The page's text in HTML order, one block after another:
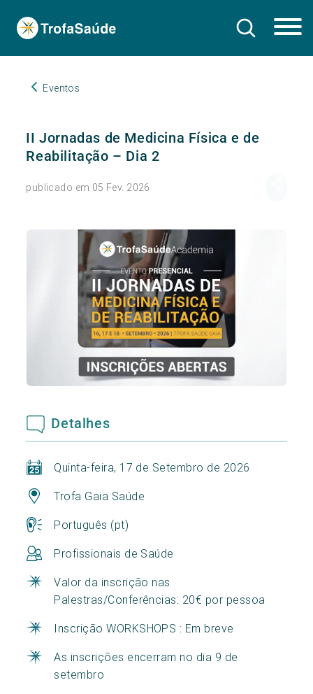
Eventos
II Jornadas de Medicina Física e de
Reabilitação – Dia 2
publicado em 05 Fev. 2026
Detalhes
Quinta-feira, 17 de Setembro de 2026
Trofa Gaia Saúde
Português (pt)
Profissionais de Saúde
Valor da inscrição nas
Palestras/Conferências: 20€ por pessoa
Inscrição WORKSHOPS : Em breve
As inscrições encerram no dia 9 de
setembro